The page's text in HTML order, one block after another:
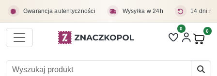
Gwarancja autentyczności Wysyłka w 24h 14 dni
Liczba pozycji
0 0